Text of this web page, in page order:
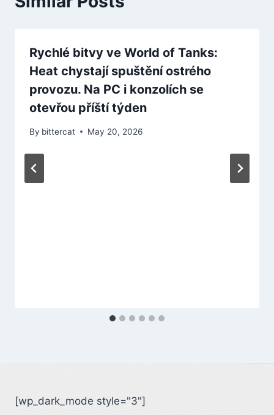
Rychlé bitvy ve World of Tanks:
Heat chystají spuštění ostrého
provozu. Na PC i konzolích se
otevřou příští týden
By bittercat May 20, 2026
[wp_dark_mode style="3"]